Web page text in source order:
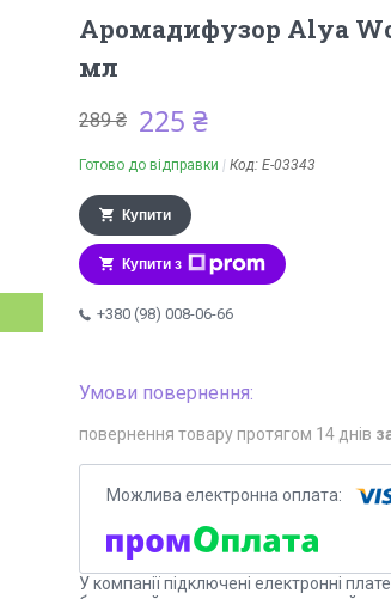
Аромадифузор Alya
мл
289 ₴ 225 ₴
Готово до відправки Код: Е-03343
Купити
Купити з
+380 (98) 008-06-66
повернення товару протягом 14 днів
У компанії підключені електронні